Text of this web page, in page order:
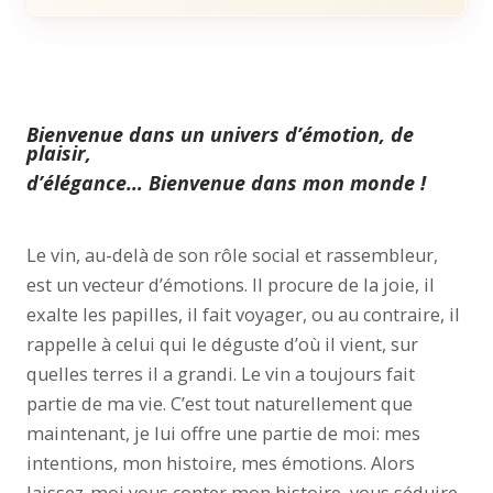
Bienvenue dans un univers d’émotion, de
plaisir,
d’élégance… Bienvenue dans mon monde !
Le vin, au-delà de son rôle social et rassembleur,
est un vecteur d’émotions. Il procure de la joie, il
exalte les papilles, il fait voyager, ou au contraire, il
rappelle à celui qui le déguste d’où il vient, sur
quelles terres il a grandi. Le vin a toujours fait
partie de ma vie. C’est tout naturellement que
maintenant, je lui offre une partie de moi: mes
intentions, mon histoire, mes émotions. Alors